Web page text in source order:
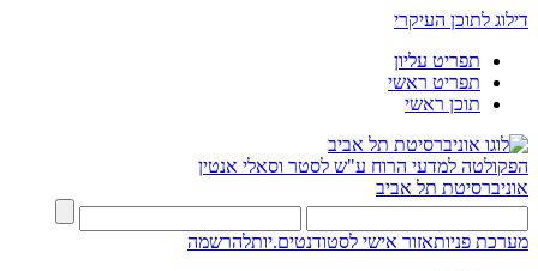
דילוג לתוכן העיקרי
תפריט עליון
תפריט ראשי
תוכן ראשי
הפקולטה למדעי הרוח ע"ש לסטר וסאלי אנטין
אוניברסיטת תל אביב
מערכת פניותאזור אישי לסטודנטים.יותלהרשמה